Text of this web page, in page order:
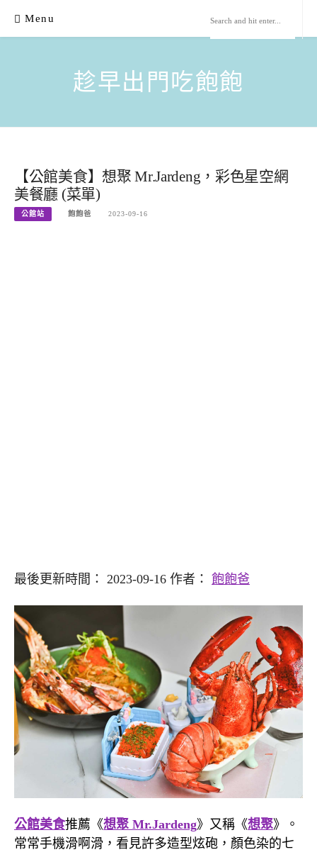
content
Menu
趁早出門吃飽飽
【公館美食】想聚 Mr.Jardeng，彩色星空網
美餐廳 (菜單)
公館站 飽飽爸 2023-09-16
最後更新時間： 2023-09-16 作者： 飽飽爸
公館美食推薦《想聚 Mr.Jardeng》又稱《想聚》。
常常手機滑啊滑，看見許多造型炫砲，顏色染的七